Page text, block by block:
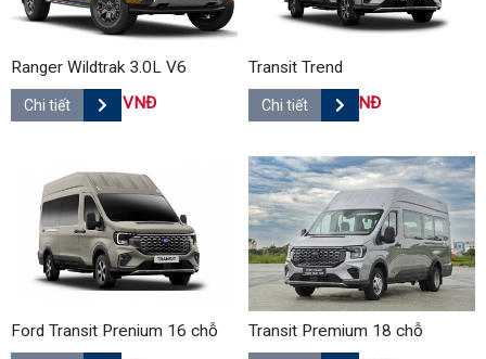
Ranger Wildtrak 3.0L V6
1,093,000,000 VNĐ
Chi tiết
Transit Trend
907,000,000 VNĐ
Chi tiết
Ford Transit Prenium 16 chỗ
Transit Premium 18 chỗ